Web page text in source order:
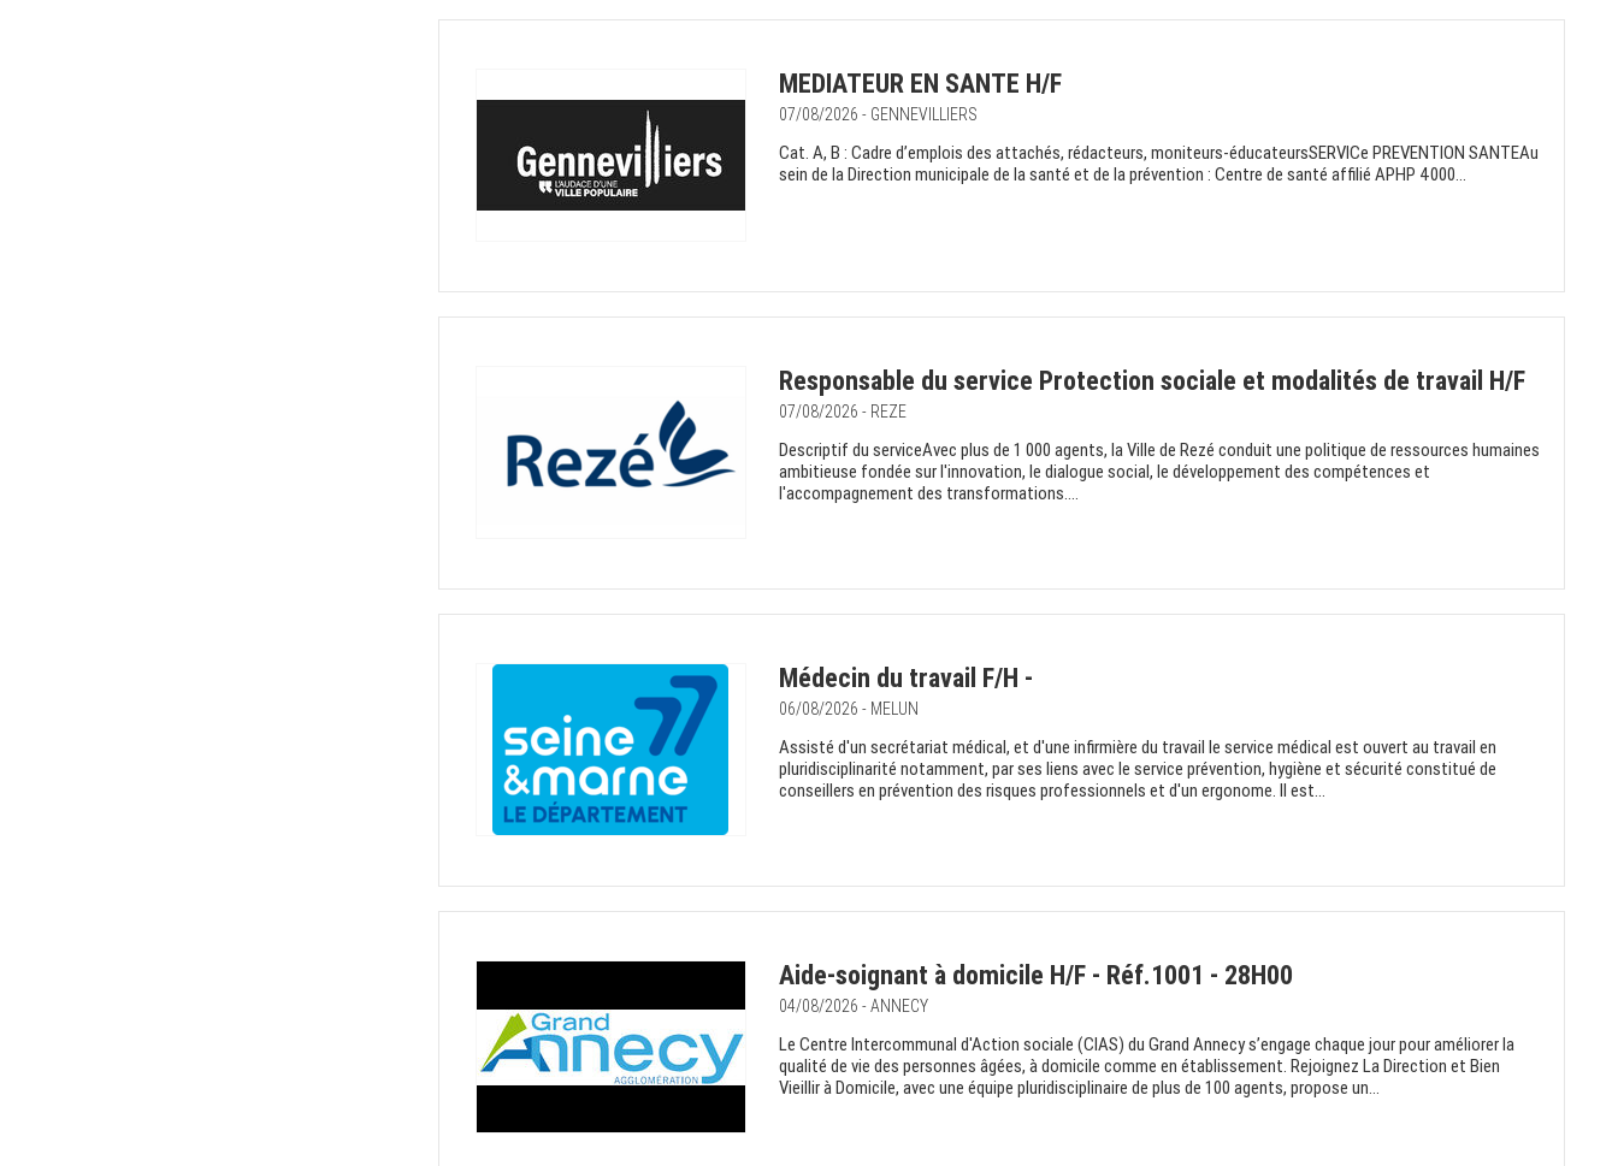
MEDIATEUR EN SANTE H/F
07/08/2026 - GENNEVILLIERS
Cat. A, B : Cadre d’emplois des attachés, rédacteurs, moniteurs-éducateursSERVICe PREVENTION SANTEAu
sein de la Direction municipale de la santé et de la prévention : Centre de santé affilié APHP 4000...
Responsable du service Protection sociale et modalités de travail H/F
07/08/2026 - REZE
Descriptif du serviceAvec plus de 1 000 agents, la Ville de Rezé conduit une politique de ressources humaines
ambitieuse fondée sur l'innovation, le dialogue social, le développement des compétences et
l'accompagnement des transformations....
Médecin du travail F/H -
06/08/2026 - MELUN
Assisté d'un secrétariat médical, et d'une infirmière du travail le service médical est ouvert au travail en
pluridisciplinarité notamment, par ses liens avec le service prévention, hygiène et sécurité constitué de
conseillers en prévention des risques professionnels et d'un ergonome. Il est...
Aide-soignant à domicile H/F - Réf.1001 - 28H00
04/08/2026 - ANNECY
Le Centre Intercommunal d'Action sociale (CIAS) du Grand Annecy s’engage chaque jour pour améliorer la
qualité de vie des personnes âgées, à domicile comme en établissement. Rejoignez La Direction et Bien
Vieillir à Domicile, avec une équipe pluridisciplinaire de plus de 100 agents, propose un...